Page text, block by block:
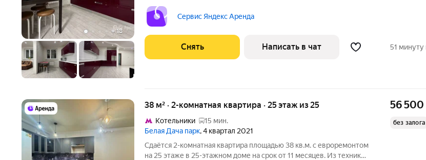
+18
Посудомоечная машина Микроволновка Дом - монолитный, окна
выходят во двор и на
Сервис Яндекс Аренда
Снять Написать в чат 51 минуту
38 м² · 2-комнатная квартира · 25 этаж из 25
Котельники
15 мин.
Белая Дача парк, 4 квартал 2021
Сдаётся 2-комнатная квартира площадью 38 кв.м. с евроремонтом
на 25 этаже в 25-этажном доме на срок от 11 месяцев. Из техники
56 500
без залога